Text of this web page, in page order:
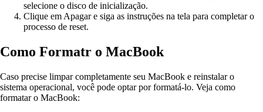
selecione o disco de inicialização.
Clique em Apagar e siga as instruções na tela para completar o
processo de reset.
Como Formatr o MacBook
Caso precise limpar completamente seu MacBook e reinstalar o
sistema operacional, você pode optar por formatá-lo. Veja como
formatar o MacBook: